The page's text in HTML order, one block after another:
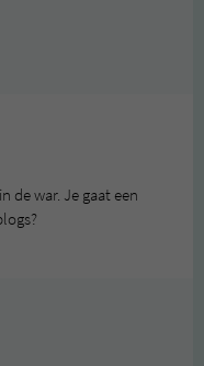
de war. Je gaat een